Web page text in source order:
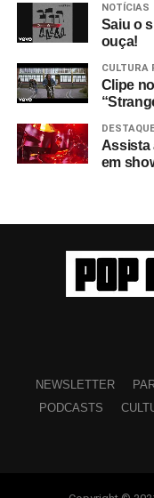
NOTÍCIAS
Saiu o
ouça!
CULTURA
Clipe
Assista
em
NEWSLETTER
PODCASTS